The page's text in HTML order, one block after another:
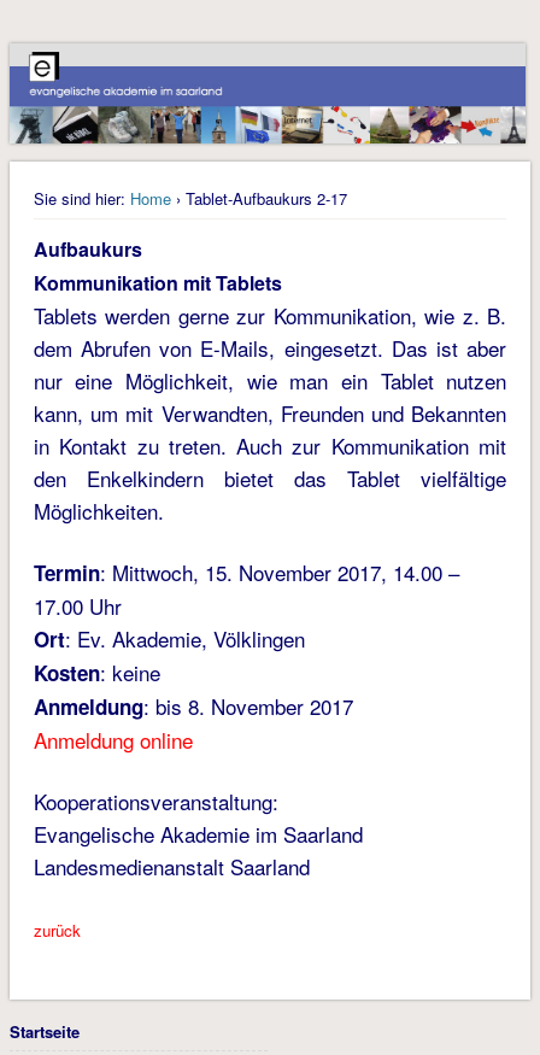
Sie sind hier: Home› Tablet-Aufbaukurs 2-17
Aufbaukurs
Kommunikation mit Tablets
Tablets werden gerne zur Kommunikation, wie z. B.
dem Abrufen von E-Mails, eingesetzt. Das ist aber
nur eine Möglichkeit, wie man ein Tablet nutzen
kann, um mit Verwandten, Freunden und Bekannten
in Kontakt zu treten. Auch zur Kommunikation mit
den Enkelkindern bietet das Tablet vielfältige
Möglichkeiten.
Termin: Mittwoch, 15. November 2017, 14.00 –
17.00 Uhr
Ort: Ev. Akademie, Völklingen
Kosten: keine
Anmeldung: bis 8. November 2017
Anmeldung online
Kooperationsveranstaltung:
Evangelische Akademie im Saarland
Landesmedienanstalt Saarland
zurück
Startseite